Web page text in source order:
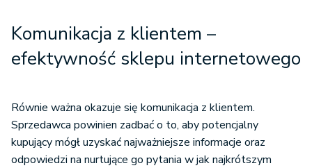
Komunikacja z klientem –
efektywność sklepu internetowego
Równie ważna okazuje się komunikacja z klientem.
Sprzedawca powinien zadbać o to, aby potencjalny
kupujący mógł uzyskać najważniejsze informacje oraz
odpowiedzi na nurtujące go pytania w jak najkrótszym